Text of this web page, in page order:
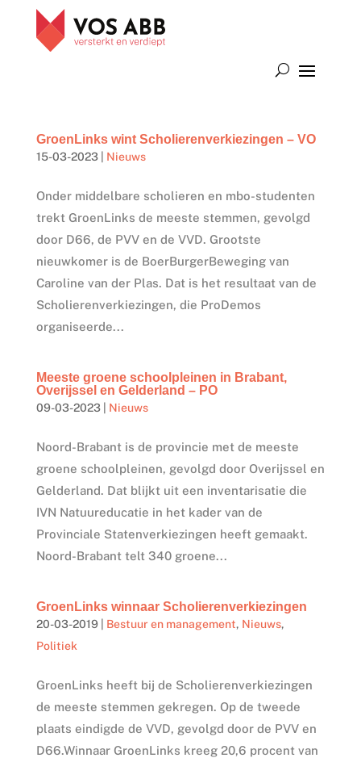
GroenLinks wint Scholierenverkiezingen – VO
15-03-2023| Nieuws
Onder middelbare scholieren en mbo-studenten
trekt GroenLinks de meeste stemmen, gevolgd
door D66, de PVV en de VVD. Grootste
nieuwkomer is de BoerBurgerBeweging van
Caroline van der Plas. Dat is het resultaat van de
Scholierenverkiezingen, die ProDemos
organiseerde...
Meeste groene schoolpleinen in Brabant,
Overijssel en Gelderland – PO
09-03-2023| Nieuws
Noord-Brabant is de provincie met de meeste
groene schoolpleinen, gevolgd door Overijssel en
Gelderland. Dat blijkt uit een inventarisatie die
IVN Natuureducatie in het kader van de
Provinciale Statenverkiezingen heeft gemaakt.
Noord-Brabant telt 340 groene...
GroenLinks winnaar Scholierenverkiezingen
20-03-2019| Bestuur en management, Nieuws,
Politiek
GroenLinks heeft bij de Scholierenverkiezingen
de meeste stemmen gekregen. Op de tweede
plaats eindigde de VVD, gevolgd door de PVV en
D66.Winnaar GroenLinks kreeg 20,6 procent van